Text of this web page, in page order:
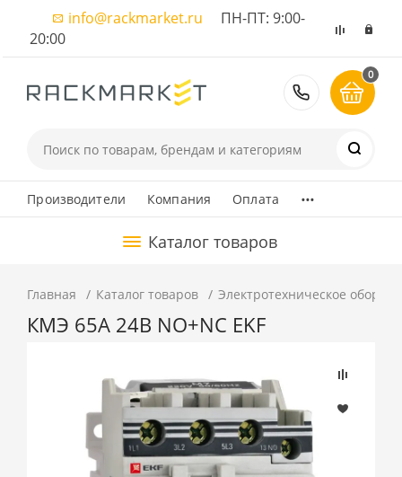
info@rackmarket.ru ПН-ПТ: 9:00-
20:00
8 (495)
0
Производители Компания Оплата ...
Каталог товаров
Главная Каталог товаров Электротехническое
КМЭ 65А 24В NO+NC EKF